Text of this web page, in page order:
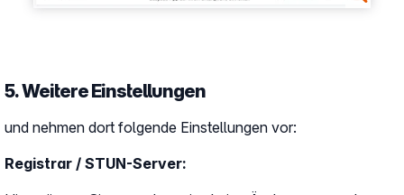
5. Weitere Einstellungen
und nehmen dort folgende Einstellungen vor:
Registrar / STUN-Server: